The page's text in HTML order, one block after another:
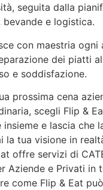
seguita dalla
e logistica.
con maestria ogni
dei piatti
e soddisfazione.
prossima cena
scegli Flip &
e lascia che
la tua visione in
offre servizi di
Aziende e Privati in
come Flip & Eat